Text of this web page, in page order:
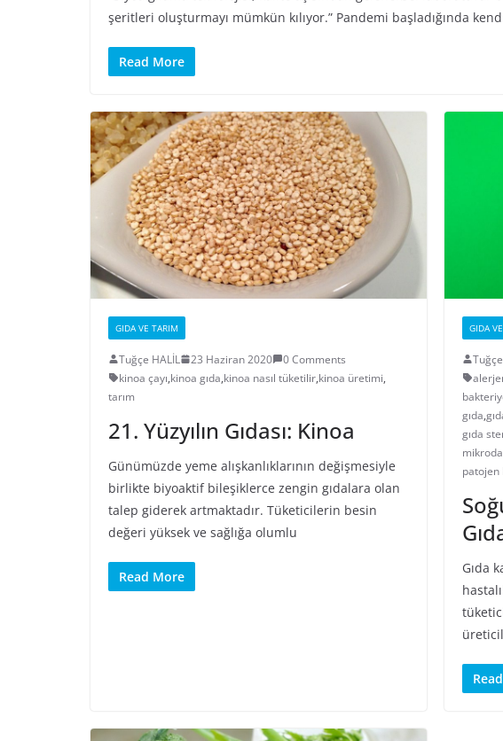
şeritleri oluşturmayı mümkün kılıyor.” Pandemi başladığında
Read More
GIDA VE TARIM
Tuğçe HALİL 23 Haziran 2020
0 Comments
kinoa çayı,kinoa gıda,kinoa nasıl tüketilir,kinoa üretimi,
tarım
21. Yüzyılın Gıdası: Kinoa
Günümüzde yeme alışkanlıklarının değişmesiyle
birlikte biyoaktif bileşiklerce zengin gıdalara olan
talep giderek artmaktadır. Tüketicilerin besin
değeri yüksek ve sağlığa olumlu
Read More
GIDA
gıda,
gıda
patojen
Gıda